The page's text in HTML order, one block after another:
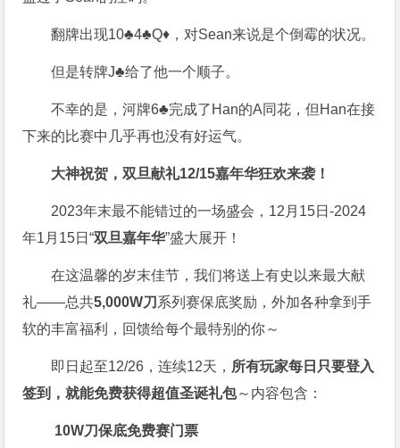
翻牌出现10♣4♣Q♦，对Sean来说是个倒霉的状况。
但是转牌J♣给了他一个顺子。
不幸的是，河牌6♣完成了Han的A同花，但Han在接
下来的比赛中几乎再也没有好运气。
大神祝贺，双旦献礼12/15嘉年华狂欢来袭！
2023年末最不能错过的一场盛会，12月15日-2024
年1月15日“双旦嘉年华”盛大展开！
在这温馨的岁末佳节，我们将送上有史以来最大献
礼——总共5,000W刀 系列赛保底奖励，外加各种拿到手
软的丰富福利，回馈给每个最特别的你～
即日起至12/26，连续12天， 所有玩家每日只要登入
签到，就能免费获得超值圣诞礼包～内容包含：
10W刀保底免费赛门票